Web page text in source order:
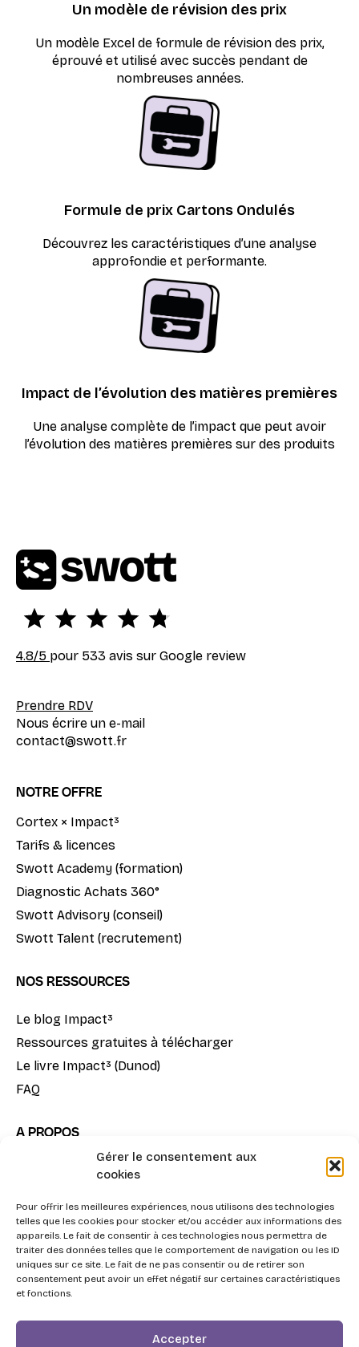
Gérer le consentement aux
cookies
Pour offrir les meilleures expériences, nous utilisons des technologies
telles que les cookies pour stocker et/ou accéder aux informations des
appareils. Le fait de consentir à ces technologies nous permettra de
traiter des données telles que le comportement de navigation ou les ID
uniques sur ce site. Le fait de ne pas consentir ou de retirer son
consentement peut avoir un effet négatif sur certaines caractéristiques
et fonctions.
Accepter
Un modèle de révision des prix
Un modèle Excel de formule de révision des prix,
éprouvé et utilisé avec succès pendant de
nombreuses années.
Formule de prix Cartons Ondulés
Découvrez les caractéristiques d’une analyse
approfondie et performante.
Impact de l’évolution des matières premières
Une analyse complète de l’impact que peut avoir
l’évolution des matières premières sur des produits
4.8/5 pour 533 avis sur Google review
Prendre RDV
Nous écrire un e-mail
contact@swott.fr
NOTRE OFFRE
Cortex × Impact³
Tarifs & licences
Swott Academy (formation)
Diagnostic Achats 360°
Swott Advisory (conseil)
Swott Talent (recrutement)
NOS RESSOURCES
Le blog Impact³
Ressources gratuites à télécharger
Le livre Impact³ (Dunod)
FAQ
A PROPOS
Notre mission
Nous contacter
2026 - Swott, l'Agentic Procurement System pour la